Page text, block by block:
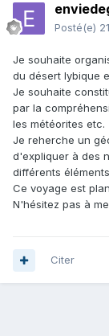
Posté(e)
Je souhaite
du désert lybique
Je souhaite
par la
les météorites etc.
Je reherche un
d'expliquer à des
différents
Ce voyage est
N'hésitez pas à
Citer